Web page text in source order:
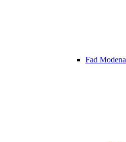
Fad Modena